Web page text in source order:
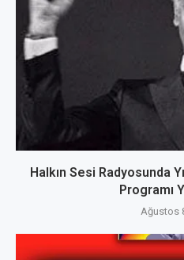
Halkın Sesi Radyosunda
Programı
Ağustos